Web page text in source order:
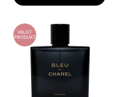
VALGT
PRODUKT